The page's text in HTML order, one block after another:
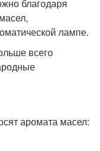
благодаря
лампе.
аромата масел: